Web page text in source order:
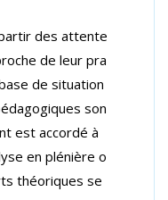
des attente
de leur pra
de situation
son
est accordé à
en plénière o
théoriques se